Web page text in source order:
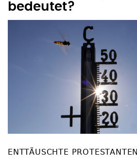
bedeutet?
ENTTÄUSCHTE PROTESTANTEN